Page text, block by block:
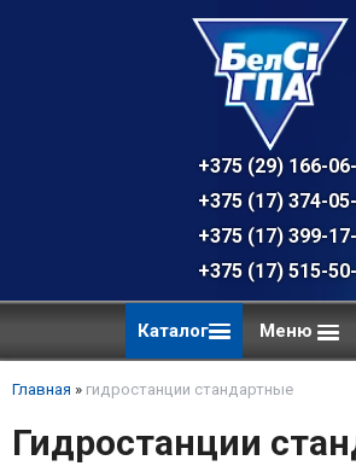
+375 (29) 166-
+375 (17) 374-
+375 (17) 399-
+375 (17) 515-
Каталог Меню
Главная » гидростанции стандартные
Гидростанции